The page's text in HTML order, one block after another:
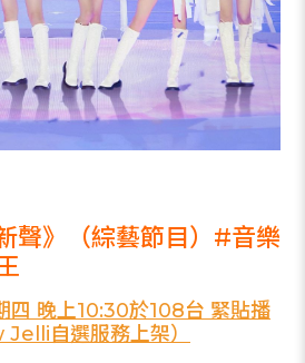
聲》（綜藝節目）#音樂
四 晚上10:30於108台 緊貼播
自選服務上架）